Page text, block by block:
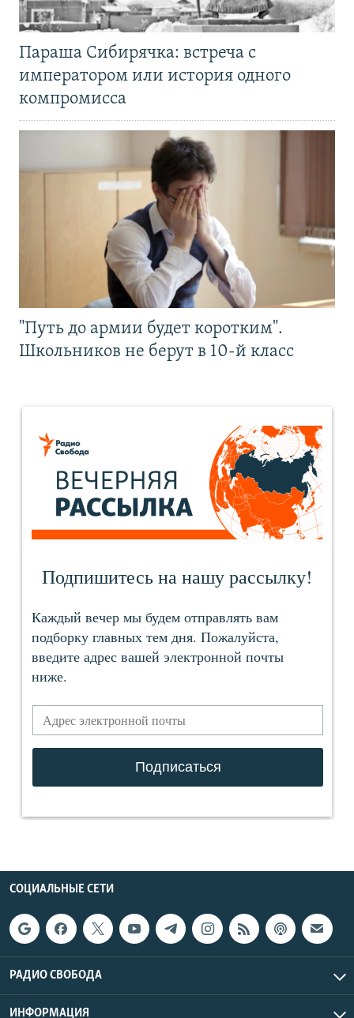
Параша Сибирячка: встреча с
императором или история одного
компромисса
"Путь до армии будет коротким".
Школьников не берут в 10-й класс
СОЦИАЛЬНЫЕ СЕТИ
РАДИО СВОБОДА
ИНФОРМАЦИЯ